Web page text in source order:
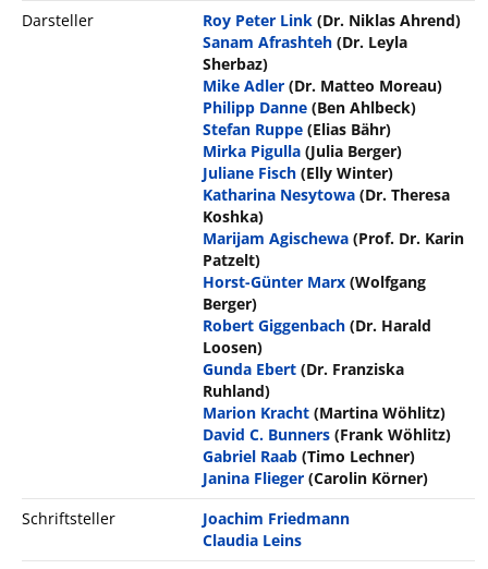
Darsteller
Roy Peter Link (Dr. Niklas Ahrend)
Sanam Afrashteh (Dr. Leyla
Sherbaz)
Mike Adler (Dr. Matteo Moreau)
Philipp Danne (Ben Ahlbeck)
Stefan Ruppe (Elias Bähr)
Mirka Pigulla (Julia Berger)
Juliane Fisch (Elly Winter)
Katharina Nesytowa (Dr. Theresa
Koshka)
Marijam Agischewa (Prof. Dr. Karin
Patzelt)
Horst-Günter Marx (Wolfgang
Berger)
Robert Giggenbach (Dr. Harald
Loosen)
Gunda Ebert (Dr. Franziska
Ruhland)
Marion Kracht (Martina Wöhlitz)
David C. Bunners (Frank Wöhlitz)
Gabriel Raab (Timo Lechner)
Janina Flieger (Carolin Körner)
Schriftsteller
Joachim Friedmann
Claudia Leins